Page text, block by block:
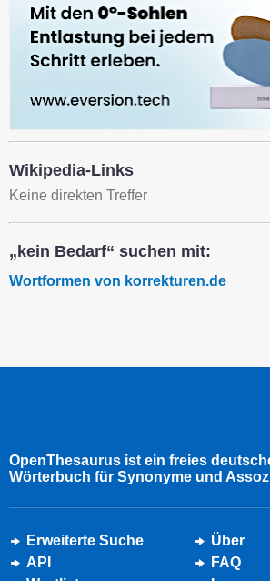
Wikipedia-Links
Keine direkten Treffer
„kein Bedarf“ suchen mit:
Wortformen von korrekturen.de
OpenThesaurus ist ein freies
Wörterbuch für Synonyme und
Erweiterte Suche
API
Über
FAQ